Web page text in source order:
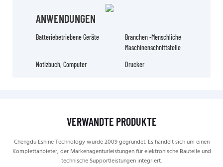
ANWENDUNGEN
Batteriebetriebene Geräte
Branchen -menschliche
Maschinenschnittstelle
Notizbuch, Computer Drucker
VERWANDTE PRODUKTE
Chengdu Eshine Technology wurde 2009 gegründet. Es handelt sich um einen
Komplettanbieter, der Markenagenturleistungen für elektronische Bauteile und
technische Supportleistungen integriert.